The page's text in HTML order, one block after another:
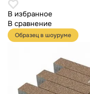
В избранное
В сравнение
Образец в шоуруме